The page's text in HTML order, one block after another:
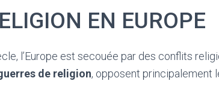
EN EUROPE
l’Europe est secouée par des conflits
de religion, opposent principalement